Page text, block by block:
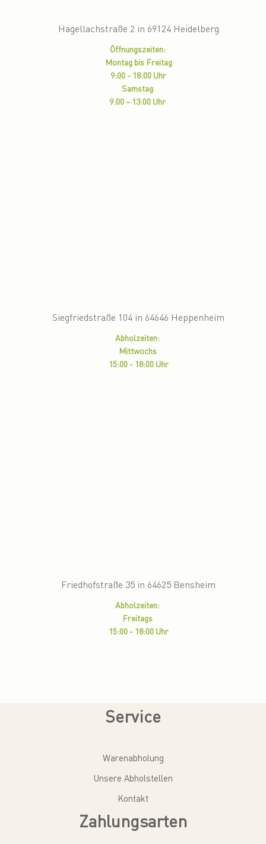
Hagellachstraße 2 in 69124 Heidelberg
Öffnungszeiten:
Montag bis Freitag
9:00 - 18:00 Uhr
Samstag
9:00 – 13:00 Uhr
Siegfriedstraße 104 in 64646 Heppenheim
Abholzeiten:
Mittwochs
15:00 - 18:00 Uhr
Friedhofstraße 35 in 64625 Bensheim
Abholzeiten:
Freitags
15:00 - 18:00 Uhr
Service
Warenabholung
Unsere Abholstellen
Kontakt
Zahlungsarten